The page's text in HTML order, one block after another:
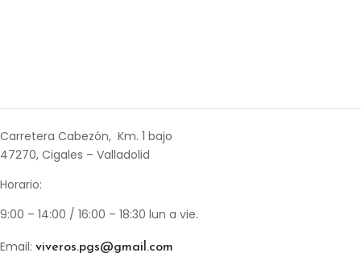
Carretera Cabezón, Km. 1 bajo
47270, Cigales – Valladolid
Horario:
9:00 – 14:00 / 16:00 – 18:30 lun a vie.
Email: viveros.pgs@gmail.com